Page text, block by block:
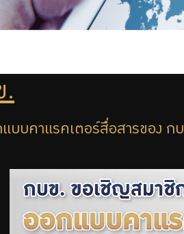
.
บบคาแรคเตอร์สื่อสารของ